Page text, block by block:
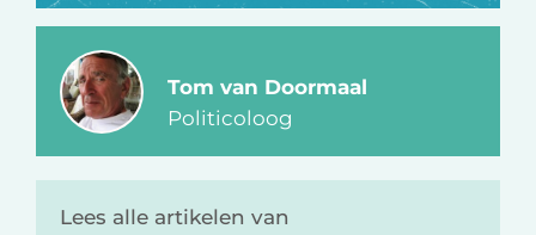
Tom van Doormaal
Politicoloog
Lees alle artikelen van